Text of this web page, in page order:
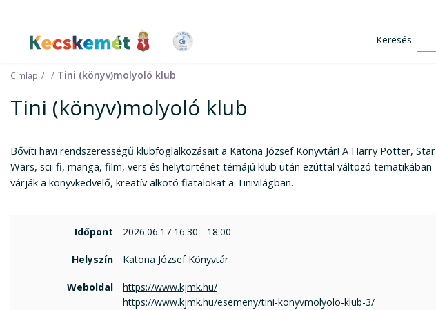
Kecskemét Város Honlapja
Keresés
Címlap Tini (könyv)molyoló klub
Tini (könyv)molyoló klub
Bővíti havi rendszerességű klubfoglalkozásait a Katona József Könyvtár! A Harry Potter, Star
Wars, sci-fi, manga, film, vers és helytörténet témájú klub után ezúttal változó tematikában
várják a könyvkedvelő, kreatív alkotó fiatalokat a Tinivilágban.
Időpont 2026.06.17 16:30 - 18:00
Helyszín Katona József Könyvtár
Weboldal
https://www.kjmk.hu/
https://www.kjmk.hu/esemeny/tini-konyvmolyolo-klub-3/